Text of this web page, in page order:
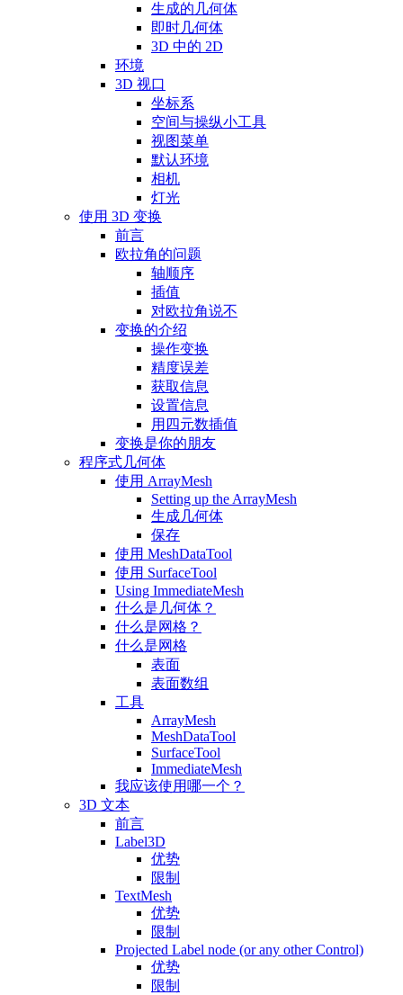
生成的几何体
即时几何体
3D 中的 2D
环境
3D 视口
坐标系
空间与操纵小工具
视图菜单
默认环境
相机
灯光
使用 3D 变换
前言
欧拉角的问题
轴顺序
插值
对欧拉角说不
变换的介绍
操作变换
精度误差
获取信息
设置信息
用四元数插值
变换是你的朋友
程序式几何体
使用 ArrayMesh
Setting up the ArrayMesh
生成几何体
保存
使用 MeshDataTool
使用 SurfaceTool
Using ImmediateMesh
什么是几何体？
什么是网格？
什么是网格
表面
表面数组
工具
ArrayMesh
MeshDataTool
SurfaceTool
ImmediateMesh
我应该使用哪一个？
3D 文本
前言
Label3D
优势
限制
TextMesh
优势
限制
Projected Label node (or any other Control)
优势
限制